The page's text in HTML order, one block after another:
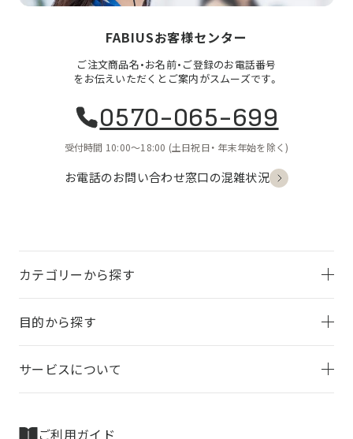
FABIUSお客様センター
ご注文商品名・お名前・ご登録のお電話番号
をお伝えいただくとご案内がスムーズです。
0570-065-699
受付時間 10:00〜18:00 (土日祝日・ 年末年始を除く)
お電話のお問い合わせ窓口の混雑状況
カテゴリーから探す
目的から探す
サービスについて
ご利用ガイド